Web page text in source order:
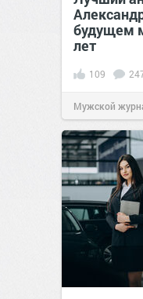
будущем
лет
109
Мужской